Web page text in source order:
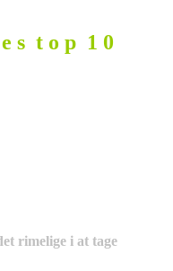
s t o p 1 0
rimelige i at tage